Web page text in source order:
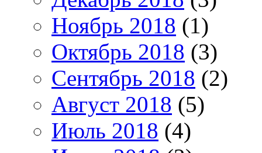
Ноябрь 2018 (1)
Октябрь 2018 (3)
Сентябрь 2018 (2)
Август 2018 (5)
Июль 2018 (4)